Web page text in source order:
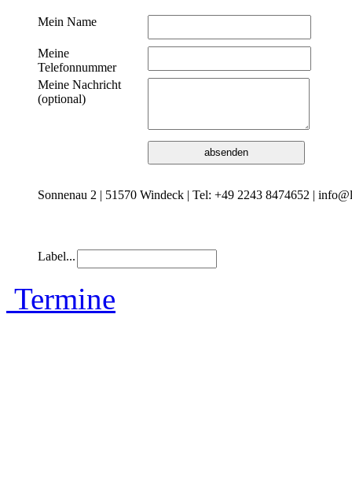
Mein Name
Meine
Telefonnummer
Meine Nachricht
(optional)
Sonnenau 2 | 51570 Windeck | Tel: +49 2243 8474652 |
Label...
Termine